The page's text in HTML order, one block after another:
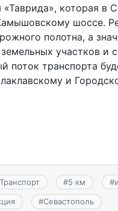
которая в
шоссе.
полотна, а
участков и
поток транспорта
и
Транспорт #5 км #
#Севастополь